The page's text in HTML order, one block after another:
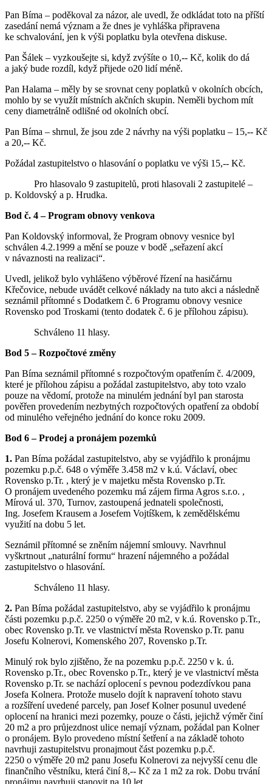
Pan Bíma – poděkoval za názor, ale uvedl, že odkládat toto na příští
zasedání nemá význam a že dnes je vyhláška připravena
ke schvalování, jen k výši poplatku byla otevřena diskuse.
Pan Šálek – vyzkoušejte si, když zvýšíte o 10,-- Kč, kolik do dá
a jaký bude rozdíl, když přijede o20 lidí méně.
Pan Halama – měly by se srovnat ceny poplatků v okolních obcích,
mohlo by se využít místních akčních skupin. Neměli bychom mít
ceny diametrálně odlišné od okolních obcí.
Pan Bíma – shrnul, že jsou zde 2 návrhy na výši poplatku – 15,-- Kč
a 20,-- Kč.
Požádal zastupitelstvo o hlasování o poplatku ve výši 15,-- Kč.
Pro hlasovalo 9 zastupitelů, proti hlasovali 2 zastupitelé –
p. Koldovský a p. Hrudka.
Bod č. 4 – Program obnovy venkova
Pan Koldovský informoval, že Program obnovy vesnice byl
schválen 4.2.1999 a mění se pouze v bodě „seřazení akcí
v návaznosti na realizaci“.
Uvedl, jelikož bylo vyhlášeno výběrové řízení na hasičárnu
Křečovice, nebude uvádět celkové náklady na tuto akci a následně
seznámil přítomné s Dodatkem č. 6 Programu obnovy vesnice
Rovensko pod Troskami (tento dodatek č. 6 je přílohou zápisu).
Schváleno 11 hlasy.
Bod 5 – Rozpočtové změny
Pan Bíma seznámil přítomné s rozpočtovým opatřením č. 4/2009,
které je přílohou zápisu a požádal zastupitelstvo, aby toto vzalo
pouze na vědomí, protože na minulém jednání byl pan starosta
pověřen provedením nezbytných rozpočtových opatření za období
od minulého veřejného jednání do konce roku 2009.
Bod 6 – Prodej a pronájem pozemků
1. Pan Bíma požádal zastupitelstvo, aby se vyjádřilo k pronájmu
pozemku p.p.č. 648 o výměře 3.458 m2 v k.ú. Václaví, obec
Rovensko p.Tr. , který je v majetku města Rovensko p.Tr.
O pronájem uvedeného pozemku má zájem firma Agros s.r.o. ,
Mírová ul. 370, Turnov, zastoupená jednateli společnosti,
Ing. Josefem Krausem a Josefem Vojtíškem, k zemědělskému
využití na dobu 5 let.
Seznámil přítomné se zněním nájemní smlouvy. Navrhnul
vyškrtnout „naturální formu“ hrazení nájemného a požádal
zastupitelstvo o hlasování.
Schváleno 11 hlasy.
2. Pan Bíma požádal zastupitelstvo, aby se vyjádřilo k pronájmu
části pozemku p.p.č. 2250 o výměře 20 m2, v k.ú. Rovensko p.Tr.,
obec Rovensko p.Tr. ve vlastnictví města Rovensko p.Tr. panu
Josefu Kolnerovi, Komenského 207, Rovensko p.Tr.
Minulý rok bylo zjištěno, že na pozemku p.p.č. 2250 v k. ú.
Rovensko p.Tr., obec Rovensko p.Tr., který je ve vlastnictví města
Rovensko p.Tr. se nachází oplocení s pevnou podezdívkou pana
Josefa Kolnera. Protože muselo dojít k napravení tohoto stavu
a rozšíření uvedené parcely, pan Josef Kolner posunul uvedené
oplocení na hranici mezi pozemky, pouze o části, jejichž výměr činí
20 m2 a pro průjezdnost ulice nemají význam, požádal pan Kolner
o pronájem. Bylo provedeno místní šetření a na základě tohoto
navrhuji zastupitelstvu pronajmout část pozemku p.p.č.
2250 o výměře 20 m2 panu Josefu Kolnerovi za nejvyšší cenu dle
finančního věstníku, která činí 8,-- Kč za 1 m2 za rok. Dobu trvání
pronájmu navrhuji stanovit na 10 let.